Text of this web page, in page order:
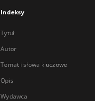
Indeksy
Tytuł
Autor
Temat i słowa kluczowe
Opis
Wydawca